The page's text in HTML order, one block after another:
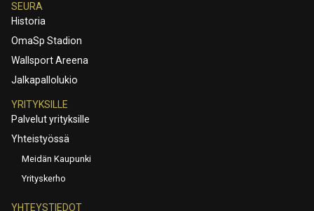
SEURA
Historia
OmaSp Stadion
Wallsport Areena
Jalkapallolukio
YRITYKSILLE
Palvelut yrityksille
Yhteistyössä
Meidän Kaupunki
Yrityskerho
YHTEYSTIEDOT